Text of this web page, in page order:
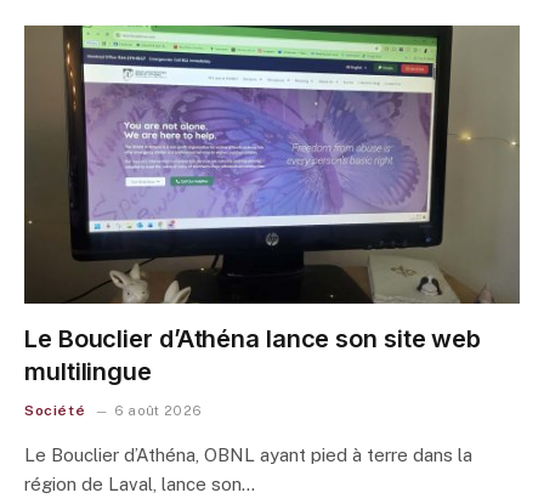
Le Bouclier d’Athéna lance son site web
multilingue
Société 6 août 2026
Le Bouclier d’Athéna, OBNL ayant pied à terre dans la
région de Laval, lance son…